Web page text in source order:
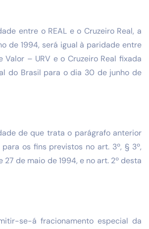
entre o REAL e o Cruzeiro Real, a
de 1994, será igual à paridade entre
Valor – URV e o Cruzeiro Real fixada
do Brasil para o dia 30 de junho de
de que trata o parágrafo anterior
os fins previstos no art. 3º, § 3º,
27 de maio de 1994, e no art. 2º desta
á fracionamento especial da